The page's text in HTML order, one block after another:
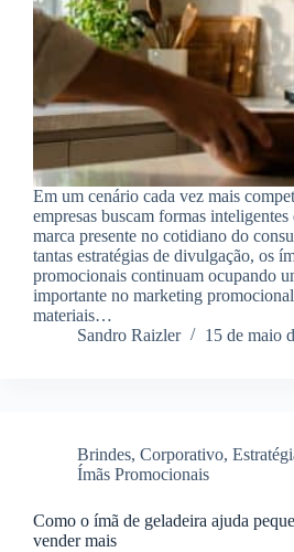
Em um cenário cada vez mais
empresas buscam formas inteligentes
marca presente no cotidiano do
tantas estratégias de divulgação, os
promocionais continuam ocupando
importante no marketing
materiais…
Sandro Raizler
15 de maio
Brindes, Corporativo,
Ímãs Promocionais
Como o ímã de geladeira ajuda
vender mais